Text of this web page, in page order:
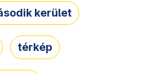
kerület
térkép